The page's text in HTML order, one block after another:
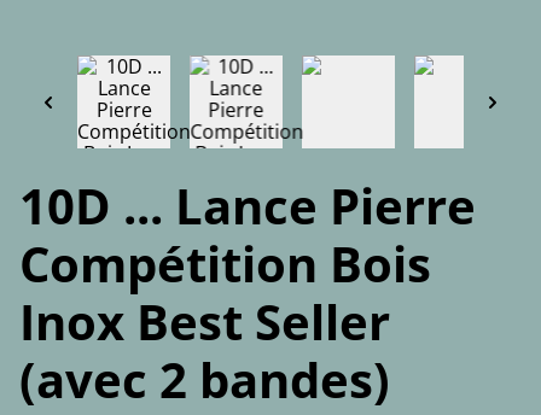
10D ... Lance Pierre
Compétition Bois
Inox Best Seller
(avec 2 bandes)